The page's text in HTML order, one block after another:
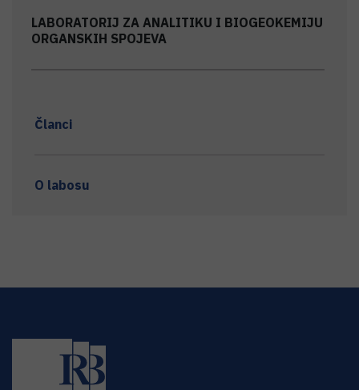
LABORATORIJ ZA ANALITIKU I BIOGEOKEMIJU
ORGANSKIH SPOJEVA
Članci
O labosu